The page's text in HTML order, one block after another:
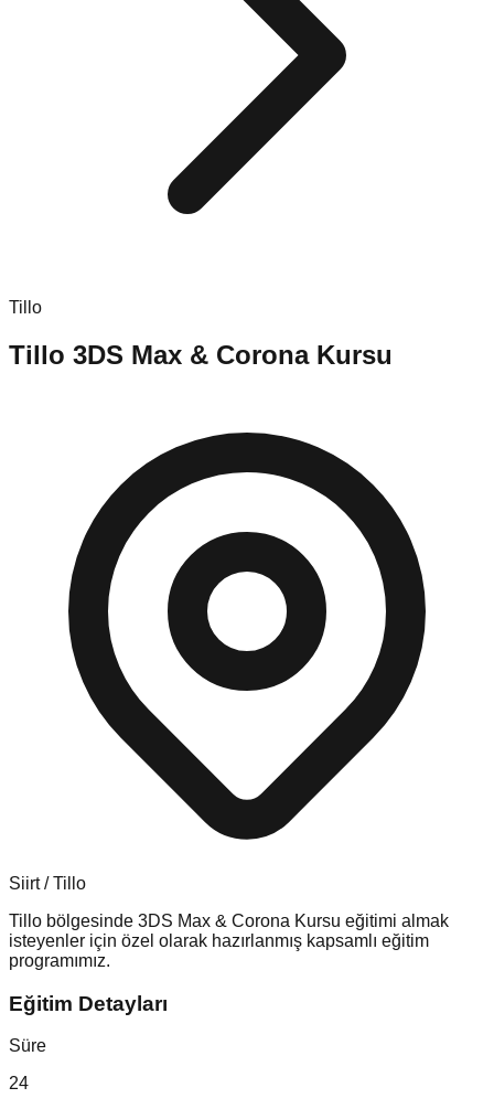
Tillo
Tillo 3DS Max & Corona Kursu
Siirt/Tillo
Tillo bölgesinde 3DS Max & Corona Kursu eğitimi almak
isteyenler için özel olarak hazırlanmış kapsamlı eğitim
programımız.
Eğitim Detayları
Süre
24